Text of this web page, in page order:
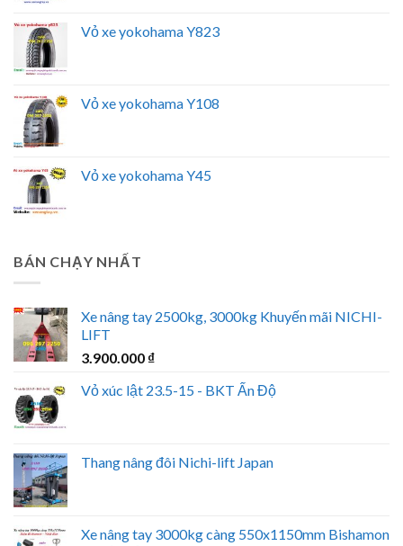
Vỏ xe yokohama Y823
Vỏ xe yokohama Y108
Vỏ xe yokohama Y45
BÁN CHẠY NHẤT
Xe nâng tay 2500kg, 3000kg Khuyến mãi NICHI-
LIFT
3.900.000 ₫
Vỏ xúc lật 23.5-15 - BKT Ấn Độ
Thang nâng đôi Nichi-lift Japan
Xe nâng tay 3000kg càng 550x1150mm Bishamon